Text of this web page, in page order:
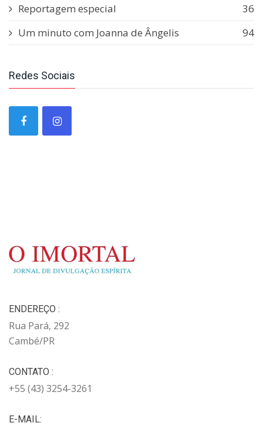
Reportagem especial
36
Um minuto com Joanna de Ângelis
94
Redes Sociais
ENDEREÇO :
Rua Pará, 292
Cambé/PR
CONTATO :
+55 (43) 3254-3261
E-MAIL: